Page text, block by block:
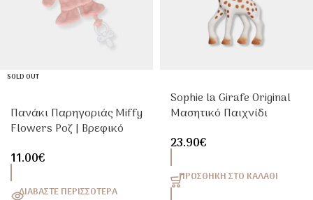
SOLD OUT
Πανάκι Παρηγοριάς Miffy
Flowers Ροζ | Βρεφικό
11.00€
ΔΙΑΒΆΣΤΕ ΠΕΡΙΣΣΌΤΕΡΑ
Sophie la Girafe Original
Μασητικό Παιχνίδι
Καουτσούκ
23.90€
ΠΡΟΣΘΉΚΗ ΣΤΟ ΚΑΛΆΘΙ